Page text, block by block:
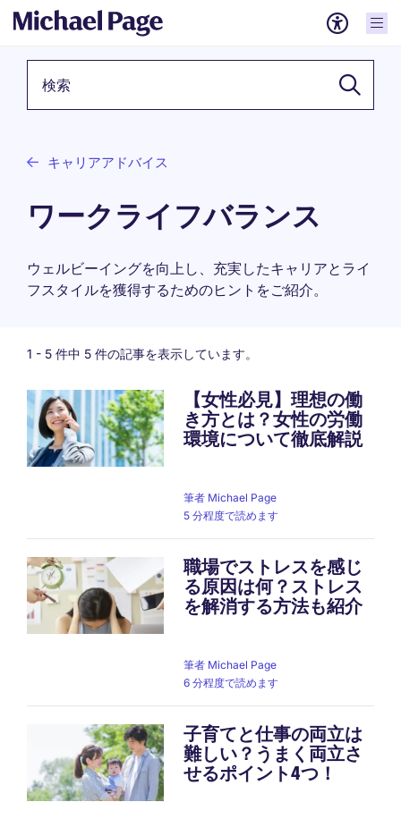
キャリアアドバイス
ワークライフバランス
ウェルビーイングを向上し、充実したキャリアとライ
フスタイルを獲得するためのヒントをご紹介。
1 - 5 件中 5 件の記事を表示しています。
【女性必見】理想の働
き方とは？女性の労働
環境について徹底解説
筆者 Michael Page
5 分程度で読めます
職場でストレスを感じ
る原因は何？ストレス
を解消する方法も紹介
筆者 Michael Page
6 分程度で読めます
子育てと仕事の両立は
難しい？うまく両立さ
せるポイント4つ！